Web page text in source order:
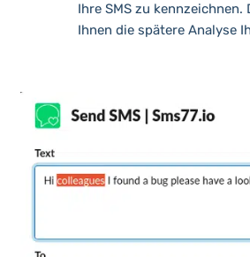
Ihre SMS zu
Ihnen die spätere Analyse